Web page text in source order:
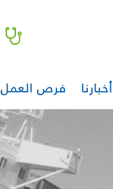
أخبارنا فرص العمل